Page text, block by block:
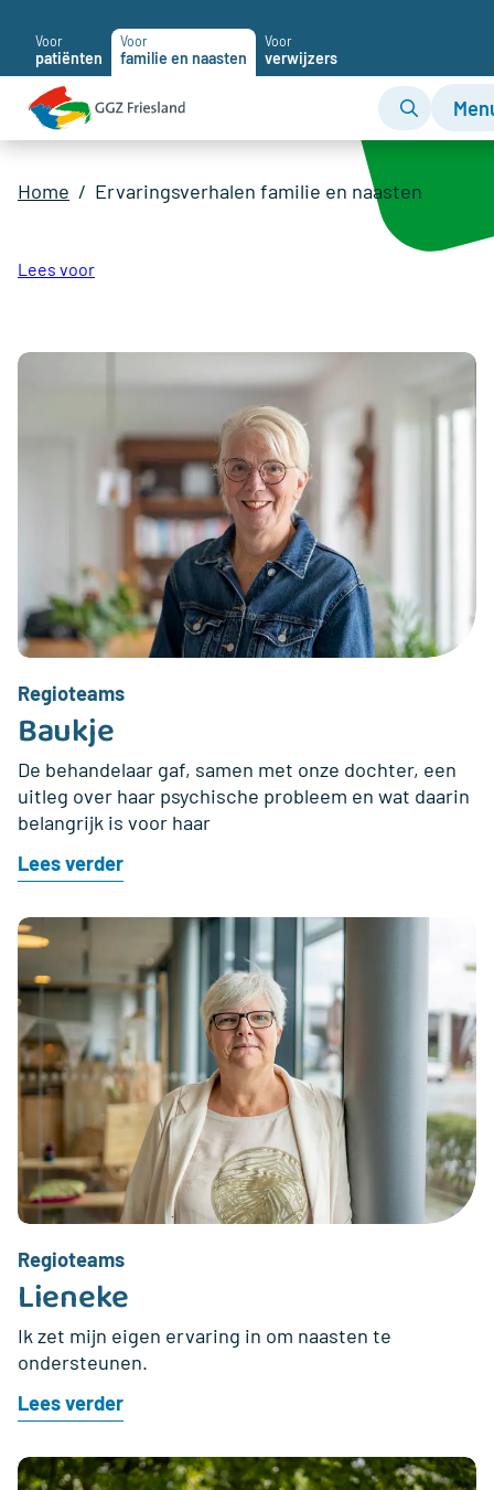
Voor
patiënten
Voor
familie en naasten
Voor
verwijzers
Home Ervaringsverhalen familie en naasten
Lees voor
Regioteams
Baukje
De behandelaar gaf, samen met onze dochter, een
uitleg over haar psychische probleem en wat daarin
belangrijk is voor haar
Lees verder
Regioteams
Lieneke
Ik zet mijn eigen ervaring in om naasten te
ondersteunen.
Lees verder